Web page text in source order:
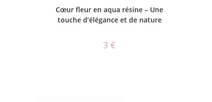
Cœur fleur en aqua résine – Une
touche d’élégance et de nature
3€